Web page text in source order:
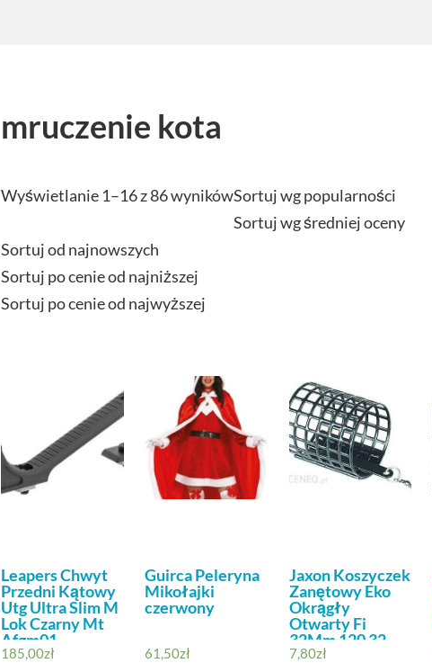
mruczenie kota
Wyświetlanie 1–16 z 86 wynikówSortuj wg popularności
Sortuj wg średniej oceny
Sortuj od najnowszych
Sortuj po cenie od najniższej
Sortuj po cenie od najwyższej
Leapers Chwyt
Przedni Kątowy
Utg Ultra Slim M
Lok Czarny Mt
Afgm01
185,00zł
Guirca Peleryna
Mikołajki
czerwony
61,50zł
Jaxon Koszyczek
Zanętowy Eko
Okrągły
Otwarty Fi
32Mm 120 32
7,80zł